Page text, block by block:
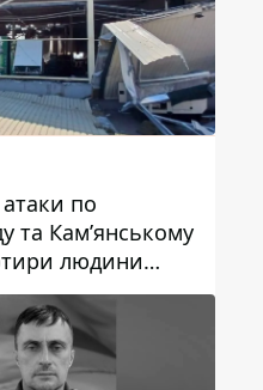
по
та Кам’янському
людини
зазнали